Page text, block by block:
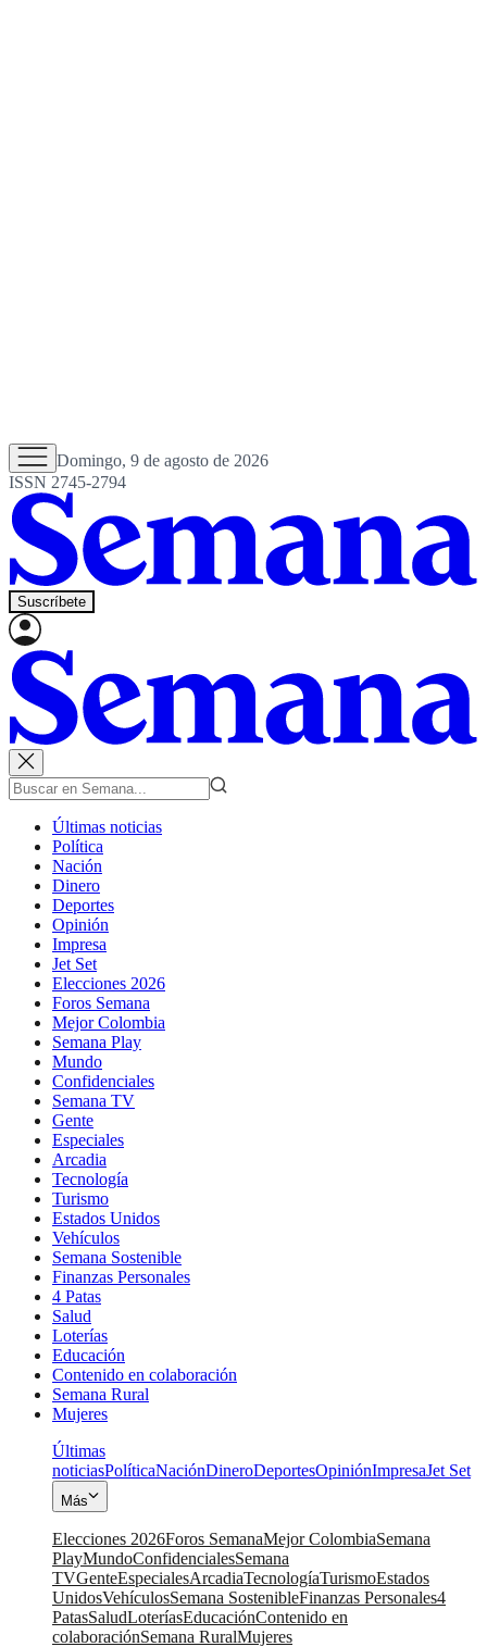
Domingo, 9 de agosto de 2026
ISSN 2745-2794
Suscríbete
Últimas noticias
Política
Nación
Dinero
Deportes
Opinión
Impresa
Jet Set
Elecciones 2026
Foros Semana
Mejor Colombia
Semana Play
Mundo
Confidenciales
Semana TV
Gente
Especiales
Arcadia
Tecnología
Turismo
Estados Unidos
Vehículos
Semana Sostenible
Finanzas Personales
4 Patas
Salud
Loterías
Educación
Contenido en colaboración
Semana Rural
Mujeres
Últimas
noticiasPolíticaNaciónDineroDeportesOpiniónImpresaJet Set
Más
Elecciones 2026Foros SemanaMejor ColombiaSemana
PlayMundoConfidencialesSemana
TVGenteEspecialesArcadiaTecnologíaTurismoEstados
UnidosVehículosSemana SostenibleFinanzas Personales4
PatasSaludLoteríasEducaciónContenido en
colaboraciónSemana RuralMujeres